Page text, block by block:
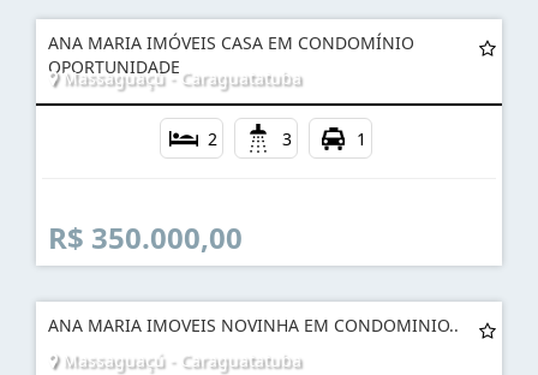
ANA MARIA IMÓVEIS CASA EM CONDOMÍNIO
OPORTUNIDADE
Massaguaçú - Caraguatatuba
2 3 1
R$ 350.000,00
ANA MARIA IMOVEIS NOVINHA EM CONDOMINIO..
Massaguaçú - Caraguatatuba